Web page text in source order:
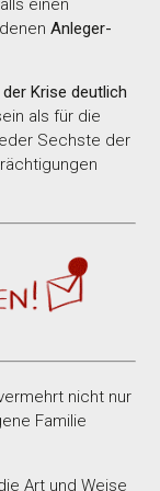
einen
Anleger-
Krise deutlich
als für die
Sechste der
nicht nur
Familie
Art und Weise